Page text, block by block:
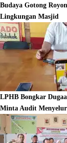
Budaya Gotong
Lingkungan Masjid
LPHB Bongkar
Minta Audit